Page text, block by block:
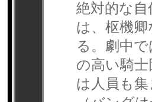
絶対的な
は、枢機
る。劇中
の高い騎
は人員も